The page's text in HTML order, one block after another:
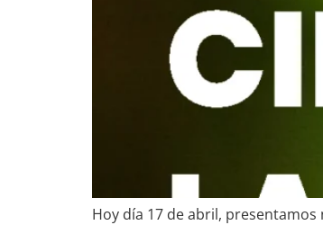
Hoy día 17 de abril, presentamos